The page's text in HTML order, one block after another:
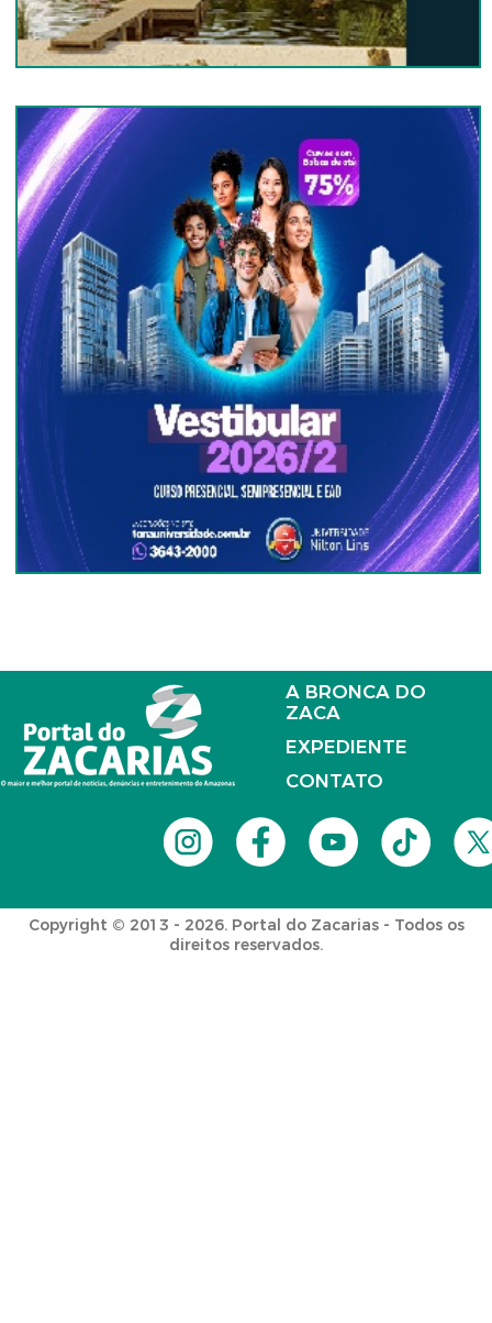
A BRONCA DO
ZACA
EXPEDIENTE
CONTATO
Copyright © 2013 - 2026. Portal do Zacarias - Todos os
direitos reservados.